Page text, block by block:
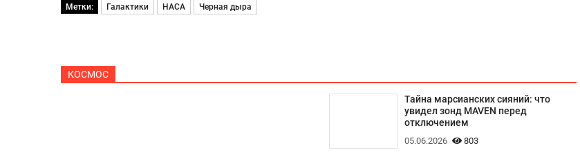
Метки: Галактики НАСА Черная дыра
КОСМОС
Тайна марсианских сияний: что
увидел зонд MAVEN перед
отключением
05.06.2026 803